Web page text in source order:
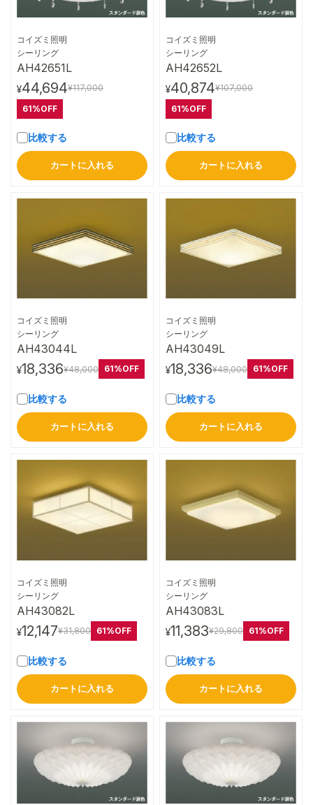
コイズミ照明
シーリング
AH42651L
¥44,694¥117,000
61%OFF
比較する
カートに入れる
コイズミ照明
シーリング
AH42652L
¥40,874¥107,000
61%OFF
比較する
カートに入れる
コイズミ照明
シーリング
AH43044L
¥18,336¥48,000 61%OFF
比較する
カートに入れる
コイズミ照明
シーリング
AH43049L
¥18,336¥48,000 61%OFF
比較する
カートに入れる
コイズミ照明
シーリング
AH43082L
¥12,147¥31,800 61%OFF
比較する
カートに入れる
コイズミ照明
シーリング
AH43083L
¥11,383¥29,800 61%OFF
比較する
カートに入れる